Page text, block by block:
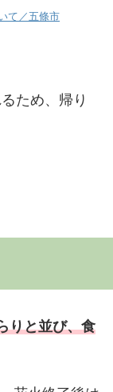
て／五條市
ため、帰り
りと並び、食